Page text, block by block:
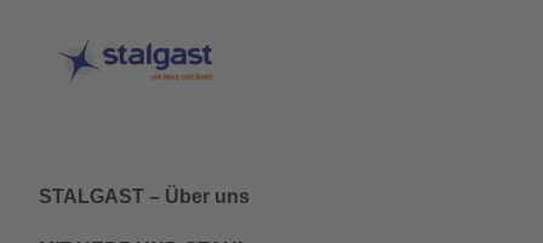
STALGAST – Über uns